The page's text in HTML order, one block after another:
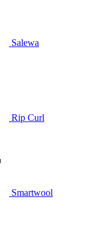
Salewa
Rip Curl
Smartwool